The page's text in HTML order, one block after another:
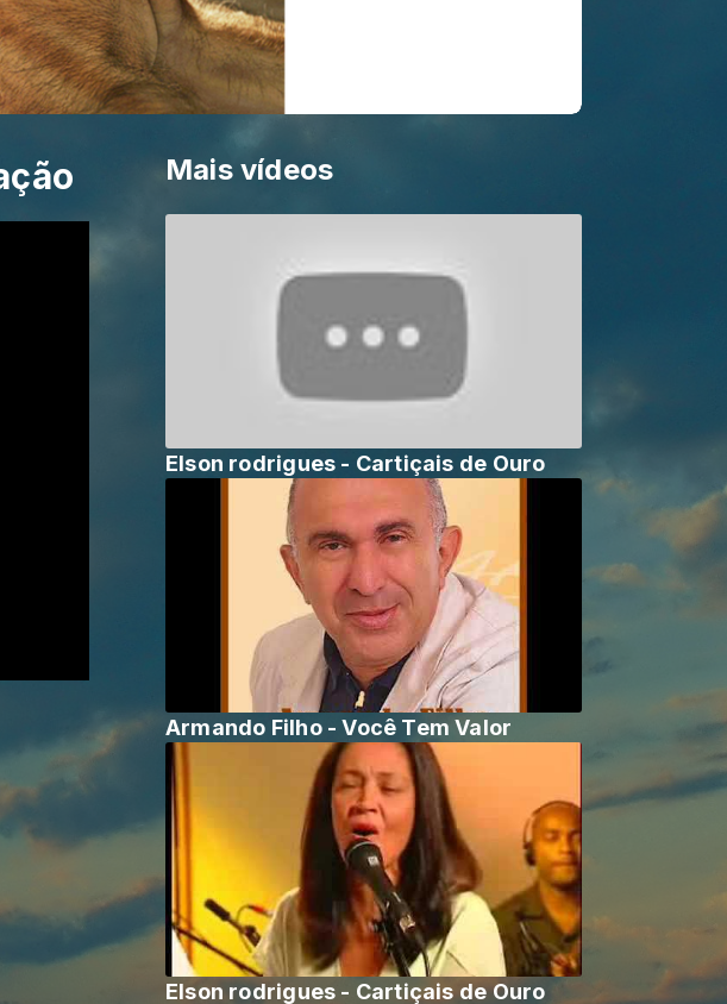
Mais vídeos
Elson rodrigues - Cartiçais de Ouro
Armando Filho - Você Tem Valor
Elson rodrigues - Cartiçais de Ouro